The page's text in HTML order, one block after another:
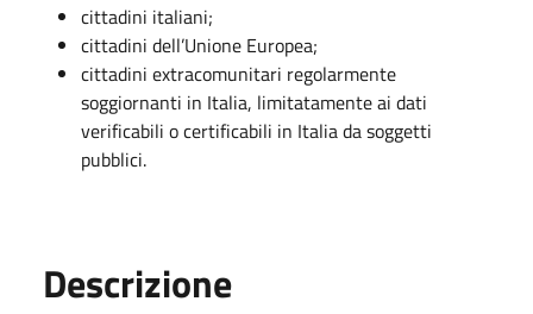
cittadini italiani;
cittadini dell’Unione Europea;
cittadini extracomunitari regolarmente
soggiornanti in Italia, limitatamente ai dati
verificabili o certificabili in Italia da soggetti
pubblici.
Descrizione